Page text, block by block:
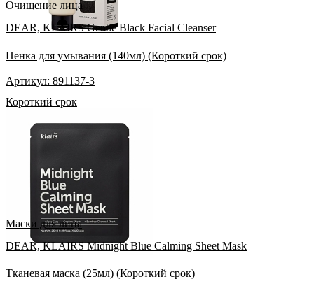
Очищение лица
DEAR, KLAIRS Gentle Black Facial Cleanser
Пенка для умывания (140мл) (Короткий срок)
Артикул: 891137-3
Короткий срок
Маски для лица
DEAR, KLAIRS Midnight Blue Calming Sheet Mask
Тканевая маска (25мл) (Короткий срок)